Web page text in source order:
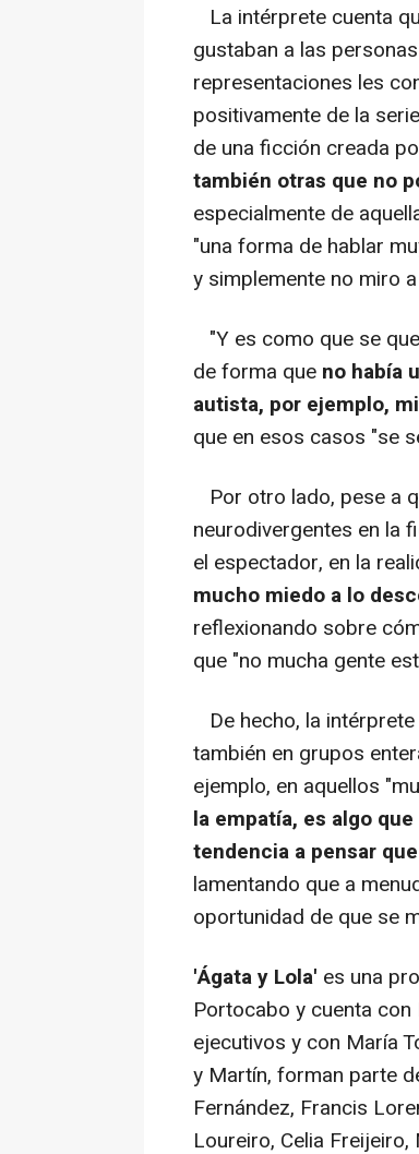
La intérprete cuenta
gustaban a las
representaciones les
positivamente de la
de una ficción creada
también otras que no
especialmente de
"una forma de hablar
y simplemente no miro
"Y es como que se
de forma que no había
autista, por ejemplo,
que en esos casos "se
Por otro lado, pese a
neurodivergentes en la
el espectador, en la
mucho miedo a lo
reflexionando sobre
que "no mucha gente
De hecho, la
también en grupos
ejemplo, en aquellos
la empatía, es algo
tendencia a pensar
lamentando que a
oportunidad de que se
'Ágata y Lola' es una
Portocabo y cuenta
ejecutivos y con María
y Martín, forman parte
Fernández, Francis
Loureiro, Celia